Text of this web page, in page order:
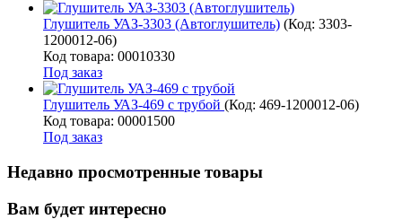
Глушитель УАЗ-3303 (Автоглушитель) (Код: 3303-
1200012-06)
Код товара: 00010330
Под заказ
Глушитель УАЗ-469 с трубой (Код: 469-1200012-06)
Код товара: 00001500
Под заказ
Недавно просмотренные товары
Вам будет интересно